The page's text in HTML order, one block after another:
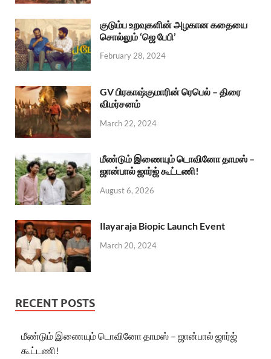
குடும்ப உறவுகளின் அழகான கதையை
சொல்லும் ‘ஜெ பேபி’
February 28, 2024
GV பிரகாஷ்குமாரின் ரெபெல் – திரை
விமர்சனம்
March 22, 2024
மீண்டும் இணையும் டொவினோ தாமஸ் –
ஜான்பால் ஜார்ஜ் கூட்டணி!
August 6, 2026
Ilayaraja Biopic Launch Event
March 20, 2024
RECENT POSTS
மீண்டும் இணையும் டொவினோ தாமஸ் – ஜான்பால் ஜார்ஜ்
கூட்டணி!